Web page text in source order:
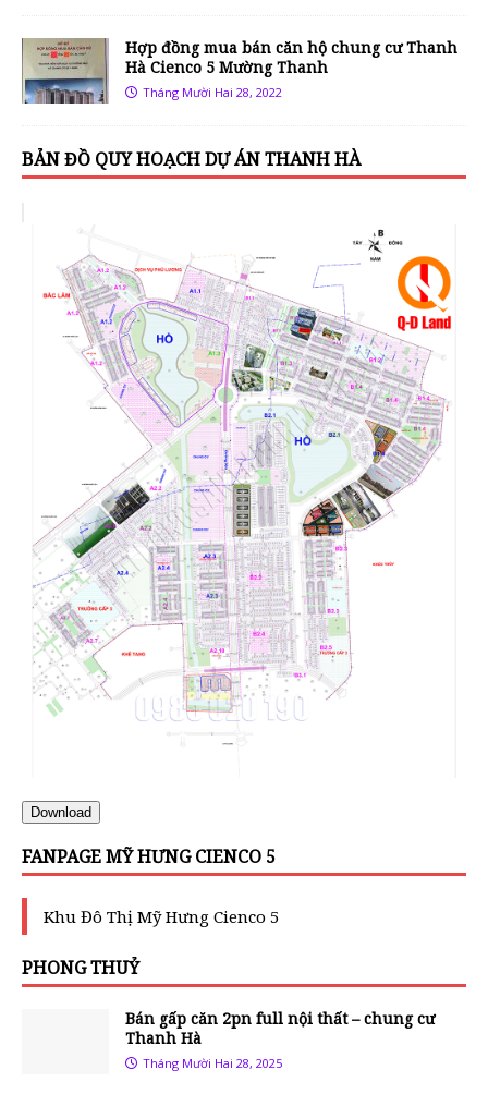
Hợp đồng mua bán căn hộ chung cư Thanh
Hà Cienco 5 Mường Thanh
Tháng Mười Hai 28, 2022
BẢN ĐỒ QUY HOẠCH DỰ ÁN THANH HÀ
Download
FANPAGE MỸ HƯNG CIENCO 5
Khu Đô Thị Mỹ Hưng Cienco 5
PHONG THUỶ
Bán gấp căn 2pn full nội thất – chung cư
Thanh Hà
Tháng Mười Hai 28, 2025